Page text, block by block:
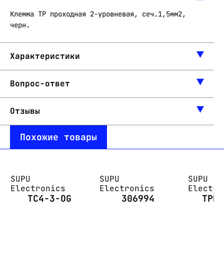
Клемма TP проходная 2-уровневая, сеч.1,5мм2,
черн.
Характеристики
Вопрос-ответ
Отзывы
Похожие товары
SUPU
Electronics
TC4-3-OG
SUPU
Electronics
306994
SUPU